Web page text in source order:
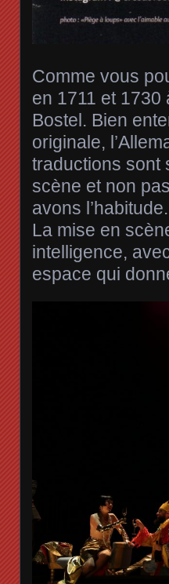
Comme vous
en 1711 et
Bostel. Bien
originale,
traductions sont
scène et non
avons
La mise en
intelligence,
espace qui